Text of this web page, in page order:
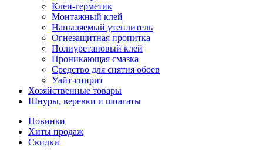
Клеи-герметик
Монтажный клей
Напыляемый утеплитель
Огнезащитная пропитка
Полиуретановый клей
Проникающая смазка
Средство для снятия обоев
Уайт-спирит
Хозяйственные товары
Шнуры, веревки и шпагаты
Новинки
Хиты продаж
Скидки